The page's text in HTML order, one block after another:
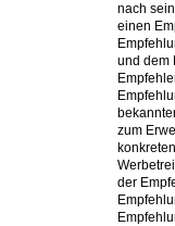
nach
einen
und dem
zum
der